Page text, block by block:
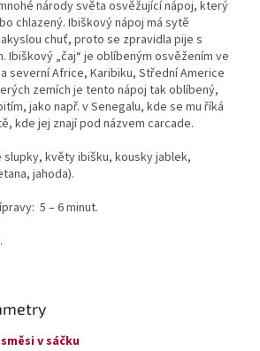
národy světa osvěžující nápoj, který
chlazený. Ibiškový nápoj má sytě
chuť, proto se zpravidla pije s
Ibiškový „čaj“ je oblíbeným osvěžením ve
severní Africe, Karibiku, Střední Americe
zemích je tento nápoj tak oblíbený,
jako např. v Senegalu, kde se mu říká
kde jej znají pod názvem carcade.
květy ibišku, kousky jablek,
jahoda).
5 – 6 minut.
v sáčku